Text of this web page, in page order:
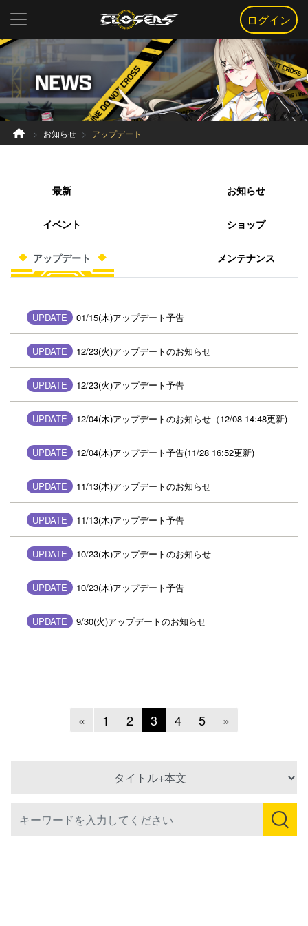
ログイン
お知らせ アップデート
最新 お知らせ
イベント ショップ
アップデート メンテナンス
UPDATE 01/15(木)アップデート予告
UPDATE 12/23(火)アップデートのお知らせ
UPDATE 12/23(火)アップデート予告
UPDATE 12/04(木)アップデートのお知らせ（12/08 14:48更新)
UPDATE 12/04(木)アップデート予告(11/28 16:52更新)
UPDATE 11/13(木)アップデートのお知らせ
UPDATE 11/13(木)アップデート予告
UPDATE 10/23(木)アップデートのお知らせ
UPDATE 10/23(木)アップデート予告
UPDATE 9/30(火)アップデートのお知らせ
« Previous
1 2 3 4 5 »